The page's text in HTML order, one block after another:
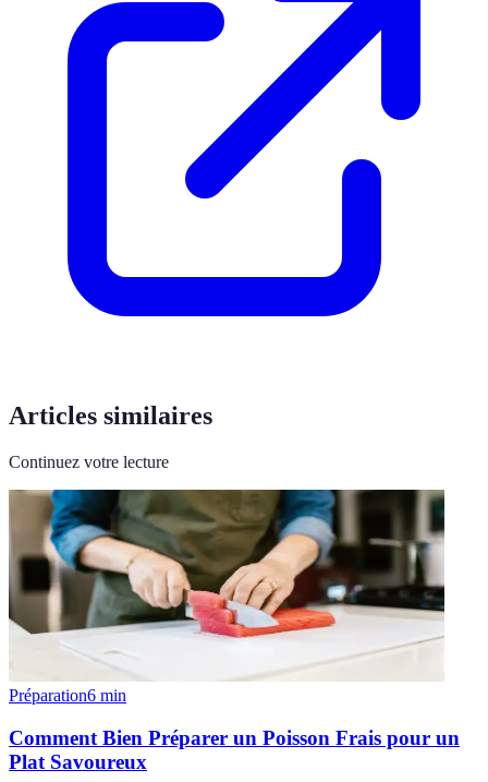
Articles similaires
Continuez votre lecture
Préparation6 min
Comment Bien Préparer un Poisson Frais pour un
Plat Savoureux